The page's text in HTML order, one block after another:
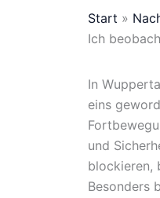
Start
Ich
In
eins
und
blockieren,
Besonders